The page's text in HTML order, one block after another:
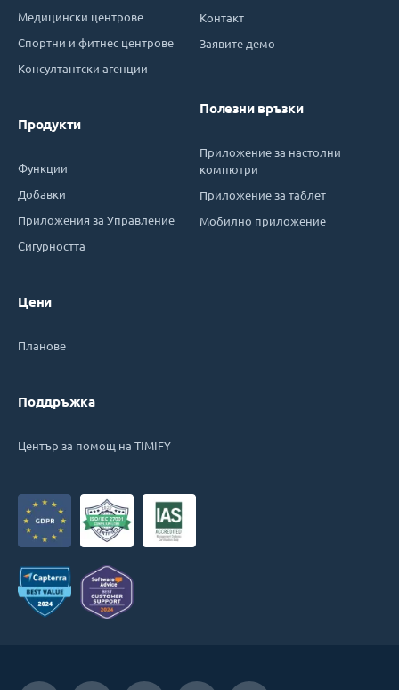
Медицински центрове
Спортни и фитнес центрове
Консултантски агенции
Продукти
Функции
Добавки
Приложения за Управление
Сигурността
Цени
Планове
Поддръжка
Център за помощ на TIMIFY
Контакт
Заявите демо
Полезни връзки
Приложение за настолни
компютри
Приложение за таблет
Мобилно приложение